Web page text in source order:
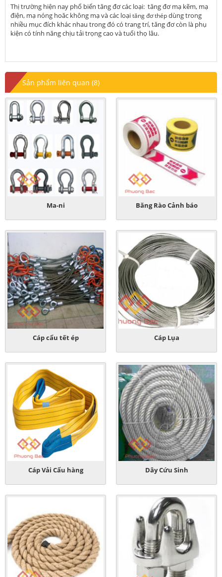
Thị trường hiện nay phổ biến tăng đơ các loại: tăng đơ mạ kẽm, mạ
điện, mạ nóng hoăc không mạ và các loạităng đơ thépdùng trong
nhiều mục đích khác nhau trong đó có trang trí, tăng đơ còn là phụ
kiện có tính năng chịu tải trọng cao và tuổi thọ lâu.
Sản phẩm liên quan (8)
Ma-ni Băng Rào Cảnh báo
Cáp cẩu tết ép Cáp Lụa
Cáp Vải Cẩu hàng Dây Cứu Sinh